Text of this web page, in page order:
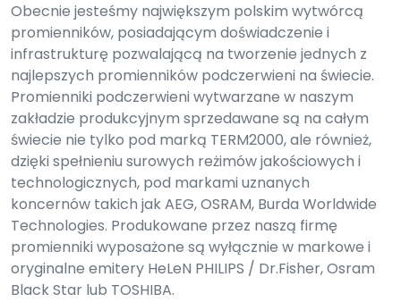
Obecnie jesteśmy największym polskim wytwórcą
promienników, posiadającym doświadczenie i
infrastrukturę pozwalającą na tworzenie jednych z
najlepszych promienników podczerwieni na świecie.
Promienniki podczerwieni wytwarzane w naszym
zakładzie produkcyjnym sprzedawane są na całym
świecie nie tylko pod marką TERM2000, ale również,
dzięki spełnieniu surowych reżimów jakościowych i
technologicznych, pod markami uznanych
koncernów takich jak AEG, OSRAM, Burda Worldwide
Technologies. Produkowane przez naszą firmę
promienniki wyposażone są wyłącznie w markowe i
oryginalne emitery HeLeN PHILIPS / Dr.Fisher, Osram
Black Star lub TOSHIBA.